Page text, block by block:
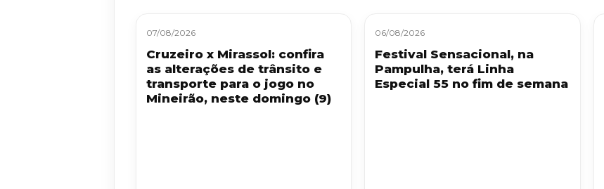
07/08/2026
Cruzeiro x Mirassol: confira
as alterações de trânsito e
transporte para o jogo no
Mineirão, neste domingo (9)
06/08/2026
Festival Sensacional, na
Pampulha, terá Linha
Especial 55 no fim de semana